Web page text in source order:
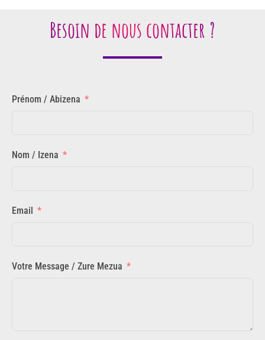
Besoin de nous contacter ?
Prénom / Abizena
Nom / Izena
Email
Votre Message / Zure Mezua